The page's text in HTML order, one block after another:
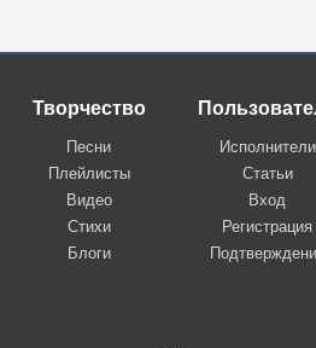
Творчество
Песни
Плейлисты
Видео
Стихи
Блоги
Исполнители
Статьи
Вход
Регистрация